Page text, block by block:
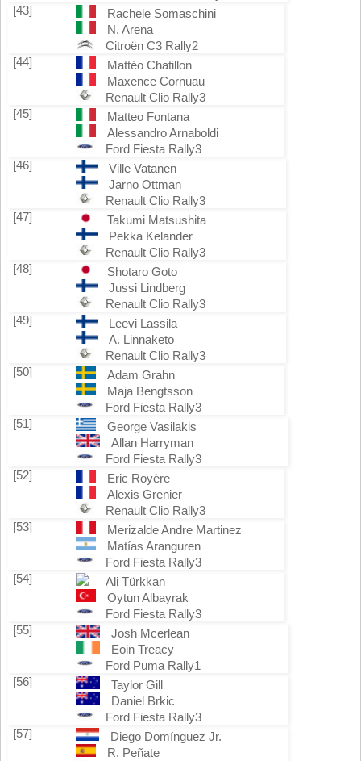
[43]
Rachele Somaschini
N. Arena
Citroën C3 Rally2
[44]
Mattéo Chatillon
Maxence Cornuau
Renault Clio Rally3
[45]
Matteo Fontana
Alessandro Arnaboldi
Ford Fiesta Rally3
[46]
Ville Vatanen
Jarno Ottman
Renault Clio Rally3
[47]
Takumi Matsushita
Pekka Kelander
Renault Clio Rally3
[48]
Shotaro Goto
Jussi Lindberg
Renault Clio Rally3
[49]
Leevi Lassila
A. Linnaketo
Renault Clio Rally3
[50]
Adam Grahn
Maja Bengtsson
Ford Fiesta Rally3
[51]
George Vasilakis
Allan Harryman
Ford Fiesta Rally3
[52]
Eric Royère
Alexis Grenier
Renault Clio Rally3
[53]
Merizalde Andre Martinez
Matías Aranguren
Ford Fiesta Rally3
[54]
Ali Türkkan
Oytun Albayrak
Ford Fiesta Rally3
[55]
Josh Mcerlean
Eoin Treacy
Ford Puma Rally1
[56]
Taylor Gill
Daniel Brkic
Ford Fiesta Rally3
[57]
Diego Domínguez Jr.
R. Peñate